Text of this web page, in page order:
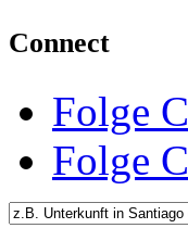
Connect
Folge
Folge